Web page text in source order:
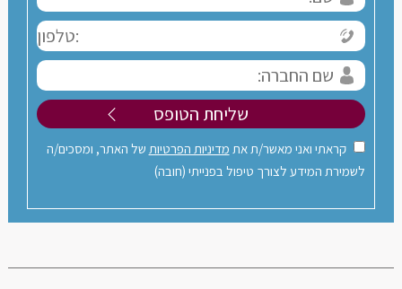
קראתי ואני מאשר/ת את מדיניות הפרטיות של האתר, ומסכים/ה
לשמירת המידע לצורך טיפול בפנייתי (חובה)